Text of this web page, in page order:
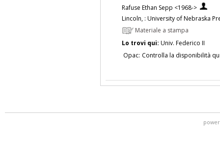
Rafuse Ethan Sepp <1968->
Lincoln, : University of Nebraska
Materiale a stampa
Lo trovi qui: Univ. Federico II
Opac: Controlla la disponibilità